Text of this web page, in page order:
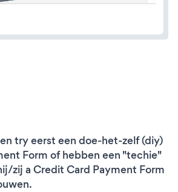
try eerst een doe-het-zelf (diy)
Form of hebben een "techie"
zij a Credit Card Payment Form